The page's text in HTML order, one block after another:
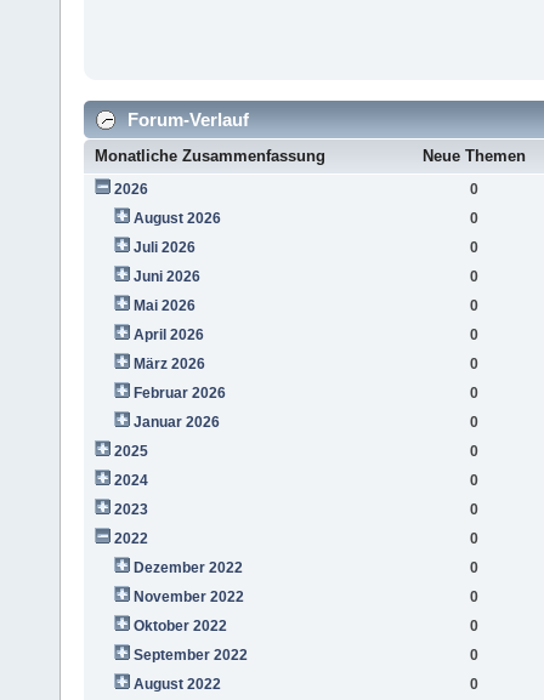
Forum-Verlauf
Monatliche Zusammenfassung Neue Themen
2026
0
August 2026
0
Juli 2026
0
Juni 2026
0
Mai 2026
0
April 2026
0
März 2026
0
Februar 2026
0
Januar 2026
0
2025
0
2024
0
2023
0
2022
0
Dezember 2022
0
November 2022
0
Oktober 2022
0
September 2022
0
August 2022
0